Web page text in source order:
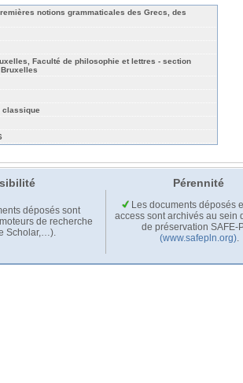
notions grammaticales des Grecs, des
Faculté de philosophie et lettres - section
classique
Pérennité
déposés sont
de recherche
Scholar,…).
Les documents déposés
access sont archivés au sein
de préservation SAFE-
(www.safepln.org).